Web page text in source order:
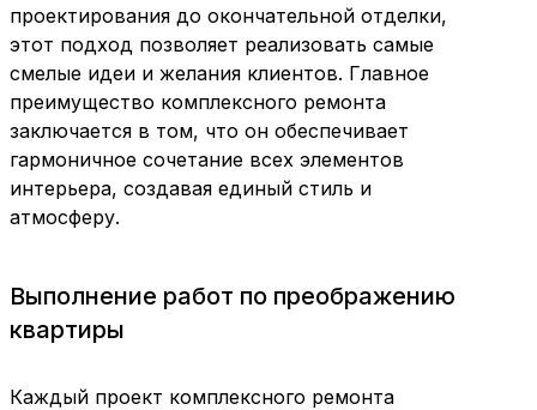
проектирования до окончательной отделки,
этот подход позволяет реализовать самые
смелые идеи и желания клиентов. Главное
преимущество комплексного ремонта
заключается в том, что он обеспечивает
гармоничное сочетание всех элементов
интерьера, создавая единый стиль и
атмосферу.
Выполнение работ по преображению
квартиры
Каждый проект комплексного ремонта